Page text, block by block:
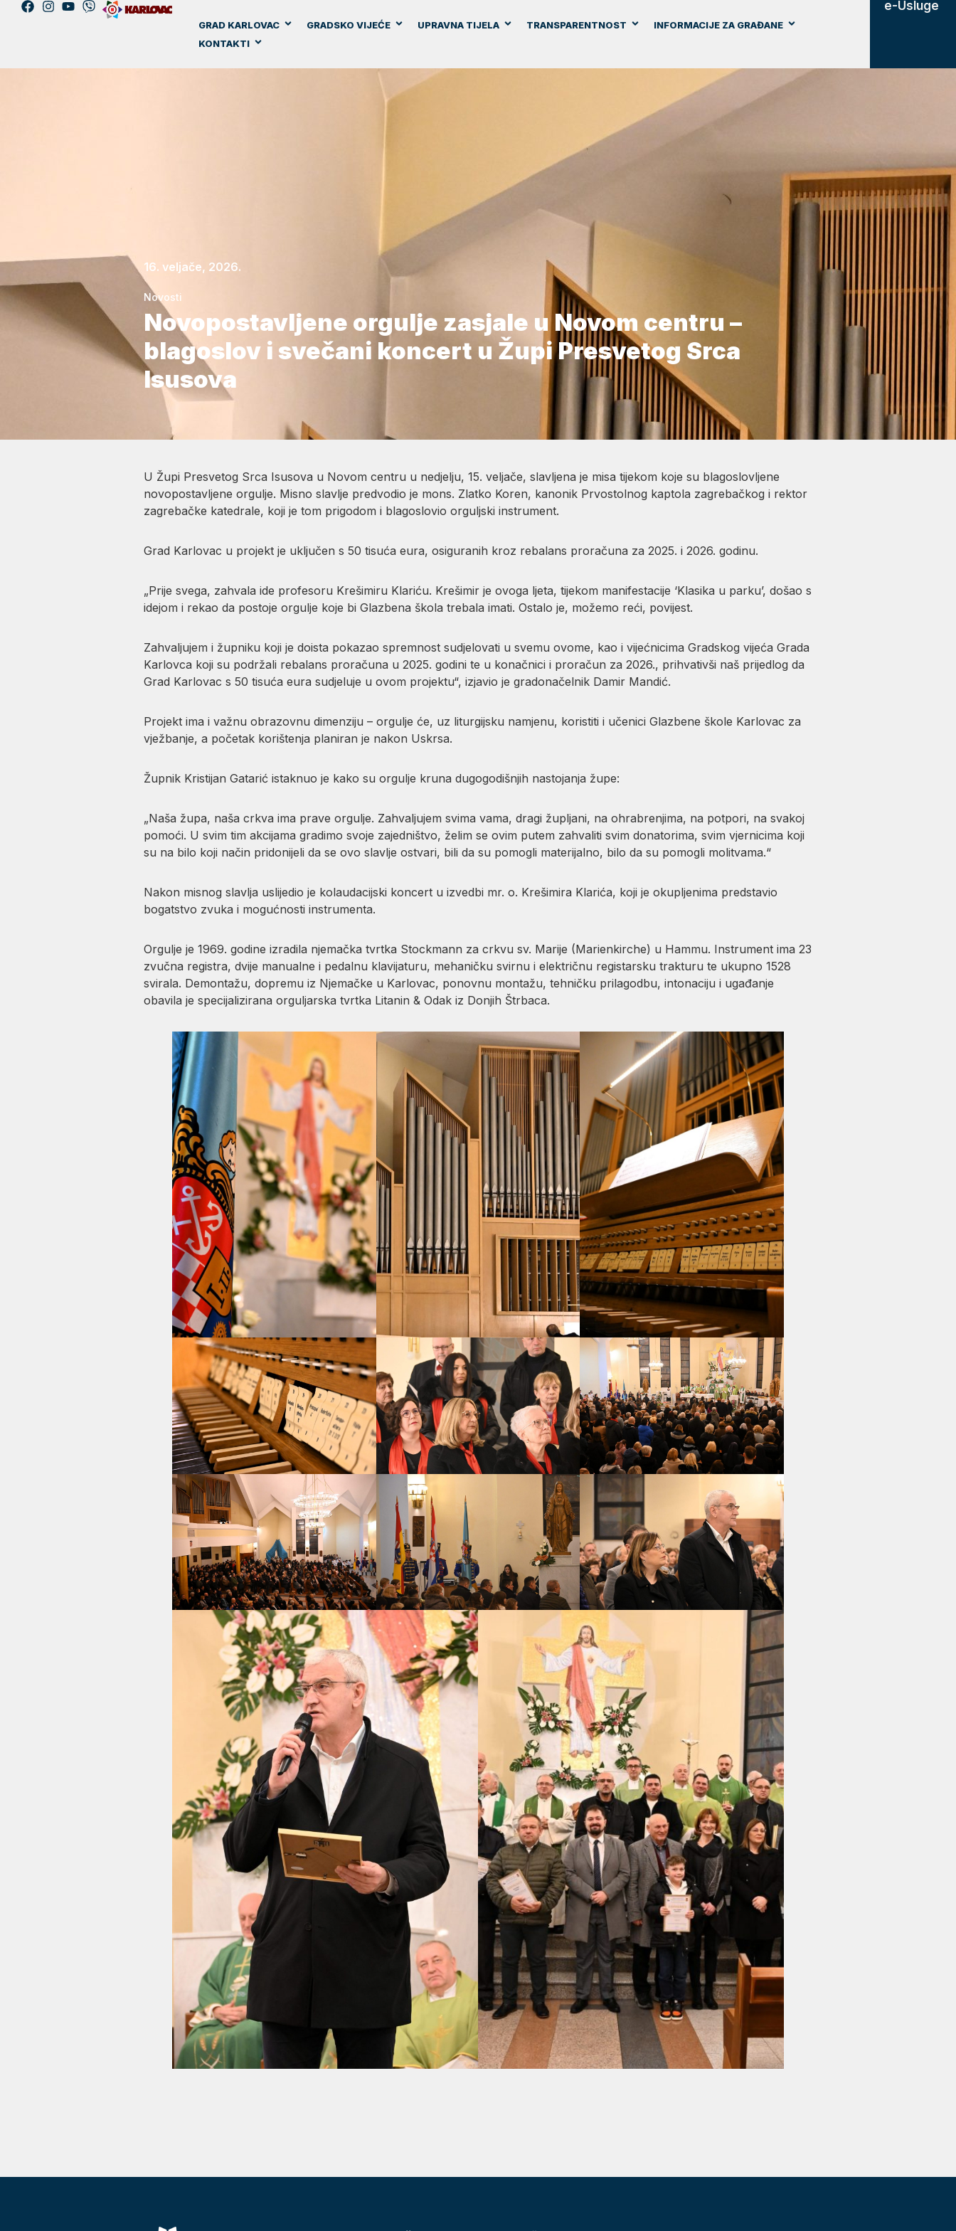
GRAD KARLOVAC GRADSKO VIJEĆE UPRAVNA TIJELA TRANSPARENTNOST
INFORMACIJE ZA GRAĐANE
KONTAKTI
e-Usluge
16. veljače, 2026.
Novosti
Novopostavljene orgulje zasjale u Novom centru –
blagoslov i svečani koncert u Župi Presvetog Srca
Isusova
U Župi Presvetog Srca Isusova u Novom centru u nedjelju, 15. veljače, slavljena je misa tijekom koje su blagoslovljene
novopostavljene orgulje. Misno slavlje predvodio je mons. Zlatko Koren, kanonik Prvostolnog kaptola zagrebačkog i rektor
zagrebačke katedrale, koji je tom prigodom i blagoslovio orguljski instrument.
Grad Karlovac u projekt je uključen s 50 tisuća eura, osiguranih kroz rebalans proračuna za 2025. i 2026. godinu.
„Prije svega, zahvala ide profesoru Krešimiru Klariću. Krešimir je ovoga ljeta, tijekom manifestacije ‘Klasika u parku’, došao s
idejom i rekao da postoje orgulje koje bi Glazbena škola trebala imati. Ostalo je, možemo reći, povijest.
Zahvaljujem i župniku koji je doista pokazao spremnost sudjelovati u svemu ovome, kao i vijećnicima Gradskog vijeća Grada
Karlovca koji su podržali rebalans proračuna u 2025. godini te u konačnici i proračun za 2026., prihvativši naš prijedlog da
Grad Karlovac s 50 tisuća eura sudjeluje u ovom projektu“, izjavio je gradonačelnik Damir Mandić.
Projekt ima i važnu obrazovnu dimenziju – orgulje će, uz liturgijsku namjenu, koristiti i učenici Glazbene škole Karlovac za
vježbanje, a početak korištenja planiran je nakon Uskrsa.
Župnik Kristijan Gatarić istaknuo je kako su orgulje kruna dugogodišnjih nastojanja župe:
„Naša župa, naša crkva ima prave orgulje. Zahvaljujem svima vama, dragi župljani, na ohrabrenjima, na potpori, na svakoj
pomoći. U svim tim akcijama gradimo svoje zajedništvo, želim se ovim putem zahvaliti svim donatorima, svim vjernicima koji
su na bilo koji način pridonijeli da se ovo slavlje ostvari, bili da su pomogli materijalno, bilo da su pomogli molitvama.“
Nakon misnog slavlja uslijedio je kolaudacijski koncert u izvedbi mr. o. Krešimira Klarića, koji je okupljenima predstavio
bogatstvo zvuka i mogućnosti instrumenta.
Orgulje je 1969. godine izradila njemačka tvrtka Stockmann za crkvu sv. Marije (Marienkirche) u Hammu. Instrument ima 23
zvučna registra, dvije manualne i pedalnu klavijaturu, mehaničku svirnu i električnu registarsku trakturu te ukupno 1528
svirala. Demontažu, dopremu iz Njemačke u Karlovac, ponovnu montažu, tehničku prilagodbu, intonaciju i ugađanje
obavila je specijalizirana orguljarska tvrtka Litanin & Odak iz Donjih Štrbaca.